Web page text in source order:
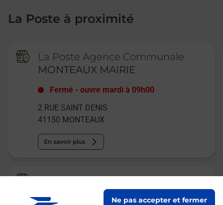
Ne pas accepter et fermer
La Poste à proximité
La Poste Agence Communale
MONTEAUX MAIRIE
Fermé -ouvre mardi à 09h00
2 RUE SAINT DENIS
41150 MONTEAUX
En savoir plus
La Poste Agence Communale
MESLAND MAIRIE